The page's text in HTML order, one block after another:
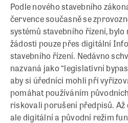
Podle nového stavebního
července současně se
systémů stavebního řízení,
žádosti pouze přes digitální
stavebního řízení. Nedávno
nazvaná jako “legislativní
aby si úředníci mohli při
pomáhat používáním
riskovali porušení předpisů. Až
ale digitální a původní režim